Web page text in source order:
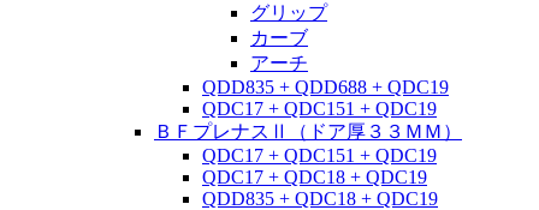
グリップ
カーブ
アーチ
QDD835 + QDD688 + QDC19
QDC17 + QDC151 + QDC19
ＢＦプレナスⅡ（ドア厚３３ＭＭ）
QDC17 + QDC151 + QDC19
QDC17 + QDC18 + QDC19
QDD835 + QDC18 + QDC19